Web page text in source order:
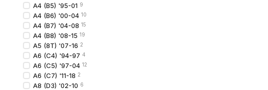
A4 (B5) '95-01 9
A4 (B6) '00-04 10
A4 (B7) '04-08 15
A4 (B8) '08-15 19
A5 (8T) '07-16 2
A6 (C4) '94-97 4
A6 (C5) '97-04 12
A6 (C7) '11-18 2
A8 (D3) '02-10 6